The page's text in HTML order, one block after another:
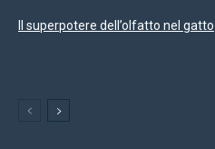
Il superpotere dell’olfatto nel gatto